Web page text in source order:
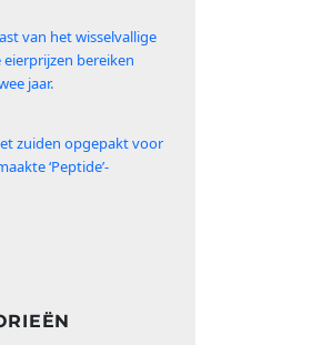
van het wisselvallige
bereiken
jaar.
zuiden opgepakt voor
‘Peptide’-